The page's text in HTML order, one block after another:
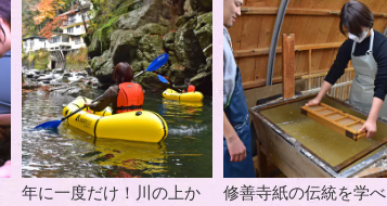
年に一度だけ！川の上か
修善寺紙の伝統を学べ